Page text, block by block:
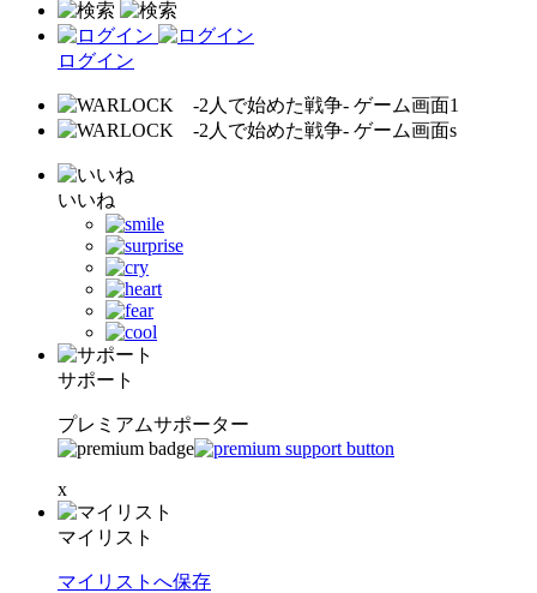
ログイン
いいね
サポート
プレミアムサポーター
x
マイリスト
マイリストへ保存